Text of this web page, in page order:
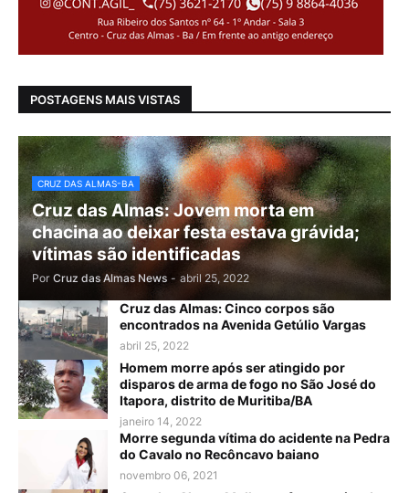
POSTAGENS MAIS VISTAS
CRUZ DAS ALMAS-BA
Cruz das Almas: Jovem morta em
chacina ao deixar festa estava grávida;
vítimas são identificadas
Por Cruz das Almas News - abril 25, 2022
Cruz das Almas: Cinco corpos são
encontrados na Avenida Getúlio Vargas
abril 25, 2022
Homem morre após ser atingido por
disparos de arma de fogo no São José do
Itapora, distrito de Muritiba/BA
janeiro 14, 2022
Morre segunda vítima do acidente na Pedra
do Cavalo no Recôncavo baiano
novembro 06, 2021